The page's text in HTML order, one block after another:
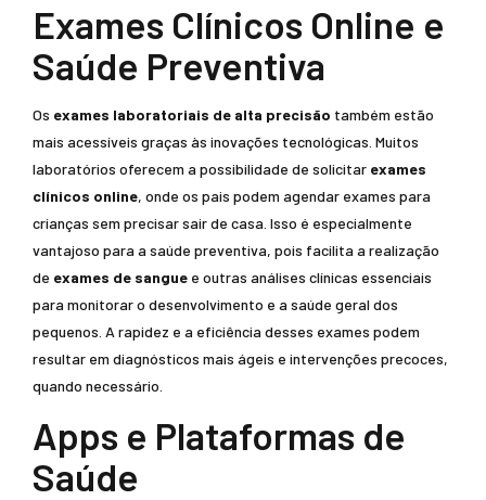
Exames Clínicos Online e
Saúde Preventiva
Os exames laboratoriais de alta precisão também estão
mais acessíveis graças às inovações tecnológicas. Muitos
laboratórios oferecem a possibilidade de solicitar exames
clínicos online, onde os pais podem agendar exames para
crianças sem precisar sair de casa. Isso é especialmente
vantajoso para a saúde preventiva, pois facilita a realização
de exames de sangue e outras análises clínicas essenciais
para monitorar o desenvolvimento e a saúde geral dos
pequenos. A rapidez e a eficiência desses exames podem
resultar em diagnósticos mais ágeis e intervenções precoces,
quando necessário.
Apps e Plataformas de
Saúde